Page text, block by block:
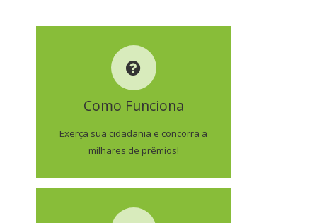
Como Funciona
Exerça sua cidadania e concorra a
milhares de prêmios!
COMO FUNCIONA